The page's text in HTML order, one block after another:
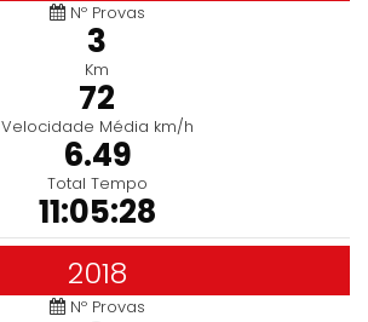
Nº Provas
3
Km
72
Velocidade Média km/h
6.49
Total Tempo
11:05:28
2018
Nº Provas